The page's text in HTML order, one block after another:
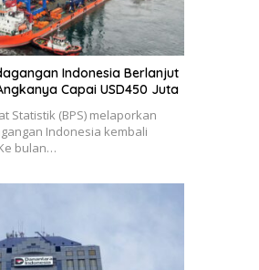
Indonesia Berlanjut
Capai USD450 Juta
Statistik (BPS) melaporkan
Indonesia kembali
bulan…